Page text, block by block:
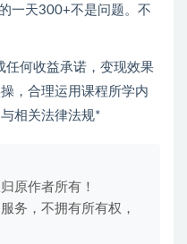
一天300+不是问题。不
任何收益承诺，变现效果
，合理运用课程所学内
相关法律法规*
原作者所有！
务，不拥有所有权，